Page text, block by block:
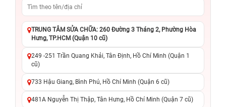
TRUNG TÂM SỬA CHỮA: 260 Đường 3 Tháng 2, Phường Hòa
Hưng, TP.HCM (Quận 10 cũ)
249 -251 Trần Quang Khải, Tân Định, Hồ Chí Minh (Quận 1
cũ)
733 Hậu Giang, Bình Phú, Hồ Chí Minh (Quận 6 cũ)
481A Nguyễn Thị Thập, Tân Hưng, Hồ Chí Minh (Quận 7 cũ)